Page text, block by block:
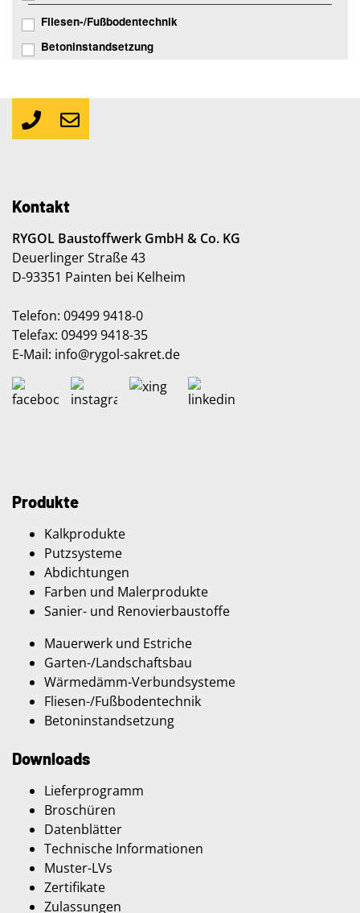
Fliesen-/Fußbodentechnik
Betoninstandsetzung
Kontakt
RYGOL Baustoffwerk GmbH & Co. KG
Deuerlinger Straße 43
D-93351 Painten bei Kelheim
Telefon: 09499 9418-0
Telefax: 09499 9418-35
E-Mail: info@rygol-sakret.de
Produkte
Kalkprodukte
Putzsysteme
Abdichtungen
Farben und Malerprodukte
Sanier- und Renovierbaustoffe
Mauerwerk und Estriche
Garten-/Landschaftsbau
Wärmedämm-Verbundsysteme
Fliesen-/Fußbodentechnik
Betoninstandsetzung
Downloads
Lieferprogramm
Broschüren
Datenblätter
Technische Informationen
Muster-LVs
Zertifikate
Zulassungen